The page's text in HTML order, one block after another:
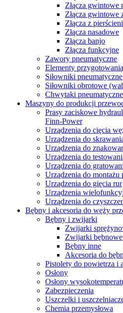
Złącza gwintowe
Złącza gwintowe
Złącza z
Złącza nasadowe
Złącza banjo
Złącza funkcyjne
Zawory pneumatyczne
Elementy
Siłowniki pneumatyczne
Siłowniki obrotowe
Chwytaki pneumatyczne
Maszyny do produkcji
Prasy zaciskowe
Finn-Power
Urządzenia do cięcia
Urządzenia do
Urządzenia do
Urządzenia do
Urządzenia do
Urządzenia do
Urządzenia do gięcia rur
Urządzenia
Urządzenia do
Bębny i akcesoria do węży
Bębny i zwijarki
Zwijarki
Zwijarki bębnowe
Bębny inne
Akcesoria do
Pistolety do powietrza i
Osłony
Osłony
Zabezpieczenia
Uszczelki i
Chemia przemysłowa